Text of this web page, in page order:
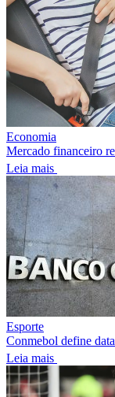
Economia
Mercado financeiro
Leia mais
Esporte
Conmebol define
Leia mais